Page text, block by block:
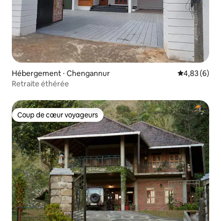
Hébergement ⋅ Chengannur Évaluation
4,83 (6)
Retraite éthérée
Coup de cœur voyageurs
Coup de cœur voyageurs